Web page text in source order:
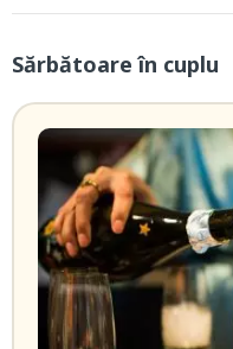
Sărbătoare în cuplu